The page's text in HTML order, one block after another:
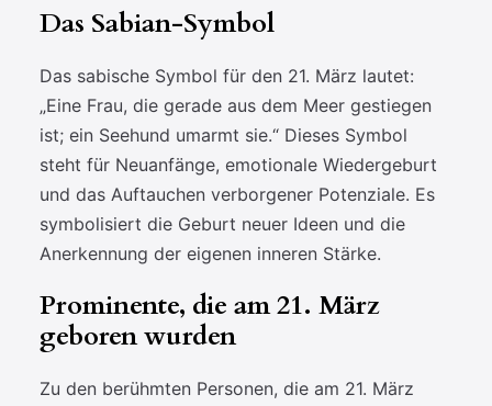
Das Sabian-Symbol
Das sabische Symbol für den 21. März lautet:
„Eine Frau, die gerade aus dem Meer gestiegen
ist; ein Seehund umarmt sie.“ Dieses Symbol
steht für Neuanfänge, emotionale Wiedergeburt
und das Auftauchen verborgener Potenziale. Es
symbolisiert die Geburt neuer Ideen und die
Anerkennung der eigenen inneren Stärke.
Prominente, die am 21. März
geboren wurden
Zu den berühmten Personen, die am 21. März